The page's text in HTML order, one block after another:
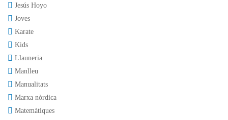
Jesús Hoyo
Joves
Karate
Kids
Llauneria
Manlleu
Manualitats
Marxa nòrdica
Matemàtiques